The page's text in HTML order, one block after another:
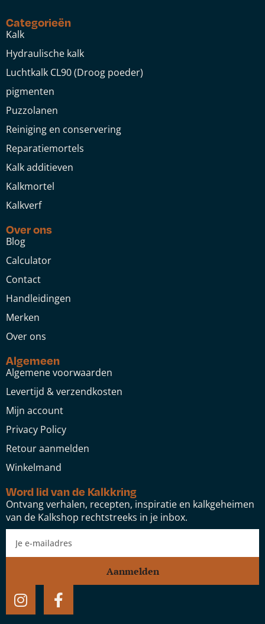
Categorieën
Kalk
Hydraulische kalk
Luchtkalk CL90 (Droog poeder)
pigmenten
Puzzolanen
Reiniging en conservering
Reparatiemortels
Kalk additieven
Kalkmortel
Kalkverf
Over ons
Blog
Calculator
Contact
Handleidingen
Merken
Over ons
Algemeen
Algemene voorwaarden
Levertijd & verzendkosten
Mijn account
Privacy Policy
Retour aanmelden
Winkelmand
Word lid van de Kalkkring
Ontvang verhalen, recepten, inspiratie en kalkgeheimen
van de Kalkshop rechtstreeks in je inbox.
Aanmelden